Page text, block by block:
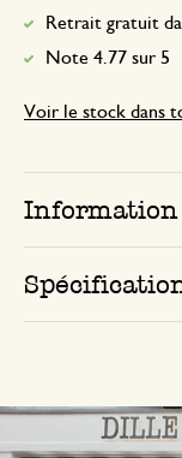
Retrait gratuit
Note 4.77 sur 5
Voir le stock dans